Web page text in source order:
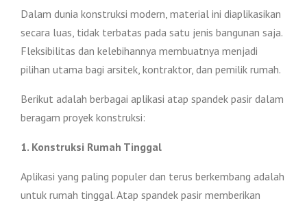
Dalam dunia konstruksi modern, material ini diaplikasikan
secara luas, tidak terbatas pada satu jenis bangunan saja.
Fleksibilitas dan kelebihannya membuatnya menjadi
pilihan utama bagi arsitek, kontraktor, dan pemilik rumah.
Berikut adalah berbagai aplikasi atap spandek pasir dalam
beragam proyek konstruksi:
1. Konstruksi Rumah Tinggal
Aplikasi yang paling populer dan terus berkembang adalah
untuk rumah tinggal. Atap spandek pasir memberikan